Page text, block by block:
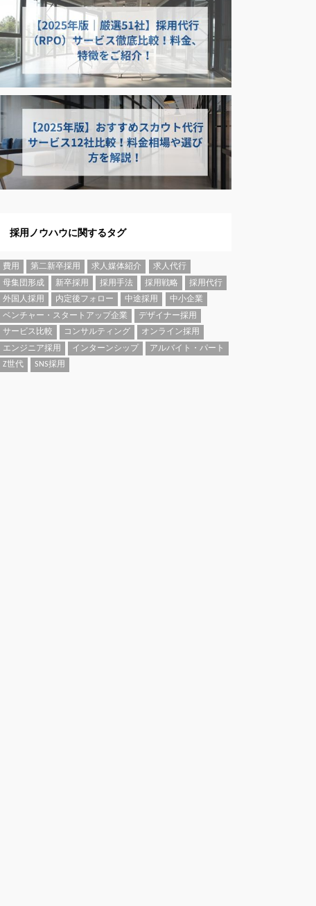
採用ノウハウに関するタグ
費用 第二新卒採用 求人媒体紹介
求人代行
母集団形成
新卒採用 採用手法 採用戦略
採用代行
外国人採用
内定後フォロー 中途採用
中小企業
ベンチャー・スタートアップ企業
デザイナー採用
サービス比較
コンサルティング
オンライン採用
エンジニア採用
インターンシップ
アルバイト・パート
Z世代
SNS採用